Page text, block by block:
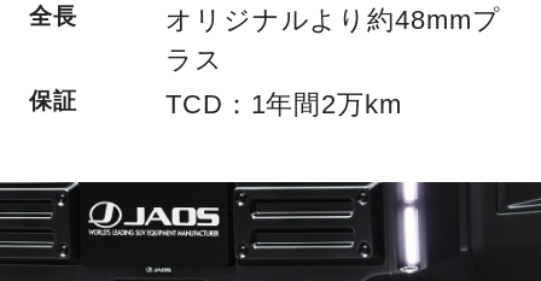
全長
オリジナルより約48mmプ
ラス
保証 TCD：1年間2万km